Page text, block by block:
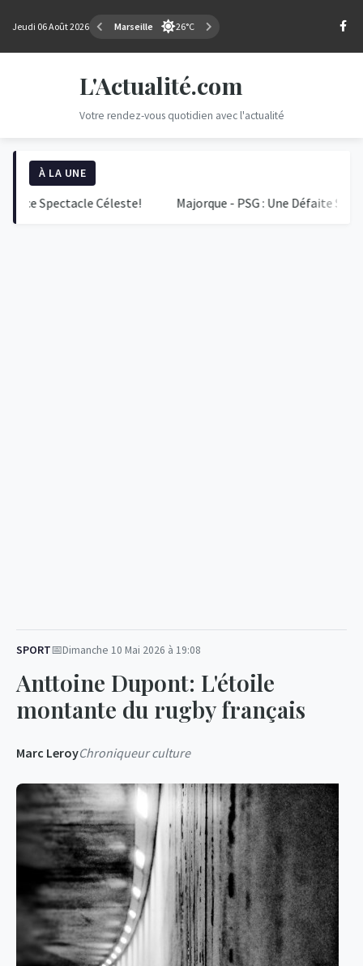
Jeudi 06 Août 2026 Marseille 26°C
L'Actualité.com
Votre rendez-vous quotidien avec l'actualité
À LA UNE
Céleste! Majorque - PSG : Une Défaite Surprise au
SPORT Dimanche 10 Mai 2026 à 19:08
Anttoine Dupont: L'étoile
montante du rugby français
Marc LeroyChroniqueur culture